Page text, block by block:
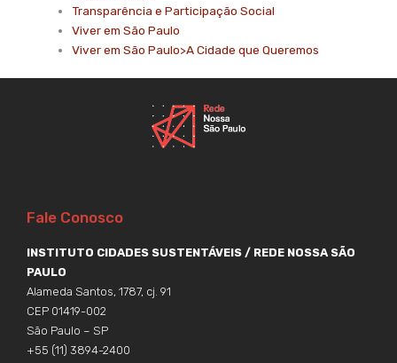
Transparência e Participação Social
Viver em São Paulo
Viver em São Paulo>A Cidade que Queremos
Fale Conosco
INSTITUTO CIDADES SUSTENTÁVEIS / REDE NOSSA SÃO
PAULO
Alameda Santos, 1787, cj. 91
CEP 01419-002
São Paulo – SP
+55 (11) 3894-2400